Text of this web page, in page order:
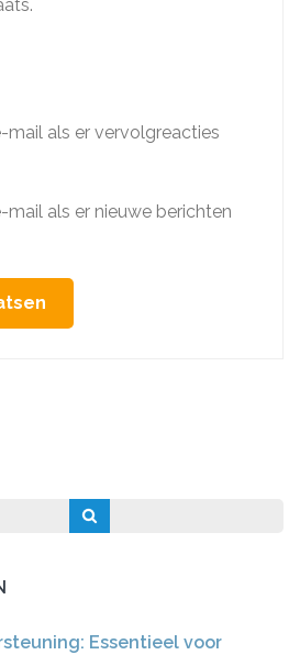
mail als er vervolgreacties
mail als er nieuwe berichten
Essentieel voor